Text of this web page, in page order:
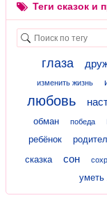
Теги сказок и
глаза
изменить жизнь
любовь
обман
победа
ребёнок
сказка
сон
уметь